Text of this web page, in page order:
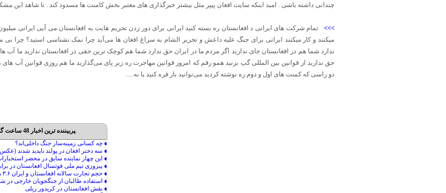
چندانی داشته باشی . امید اینکه سایت افغان پیپر مثل بیشتر خبرگذاری های معتبر بخش کامنت ها مسدود کند . تا شاهد این
>>> تمام شرکت های ایرانی د افغانستان ره بسته کنید ایرانی برای دور زدن تحریم هایت به افغانستان می آیی ایرانی
میکنند و کار میکنند ایرانی برای جنگ علیه داعش و تحریر الشام به سراغ افغان ها می‌آید چرا نمک نشناسی استید؟ چرا
ندارد شما هم در افغانستان جای ندارید اگر مردم ما در ایران حق ندارد شما هم کوچک ترین حقی در افغانستان ندارید ما آب
حق ندارید از قوانین بین المللی گپ بزنید همو رقم که امروز قوانین مهاجرت ره زیر پای می‌گذارید ما هم روزی قوانین آب های
دو راسی که کمنت های اول و دوم ره نوشته کردید می‌توانید باز فره کنید یا نه.....
پربیننده ترین اخبار 48 ساعت گذشته